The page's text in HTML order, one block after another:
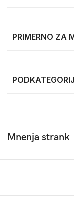
PRIMERNO ZA
Mnenja strank